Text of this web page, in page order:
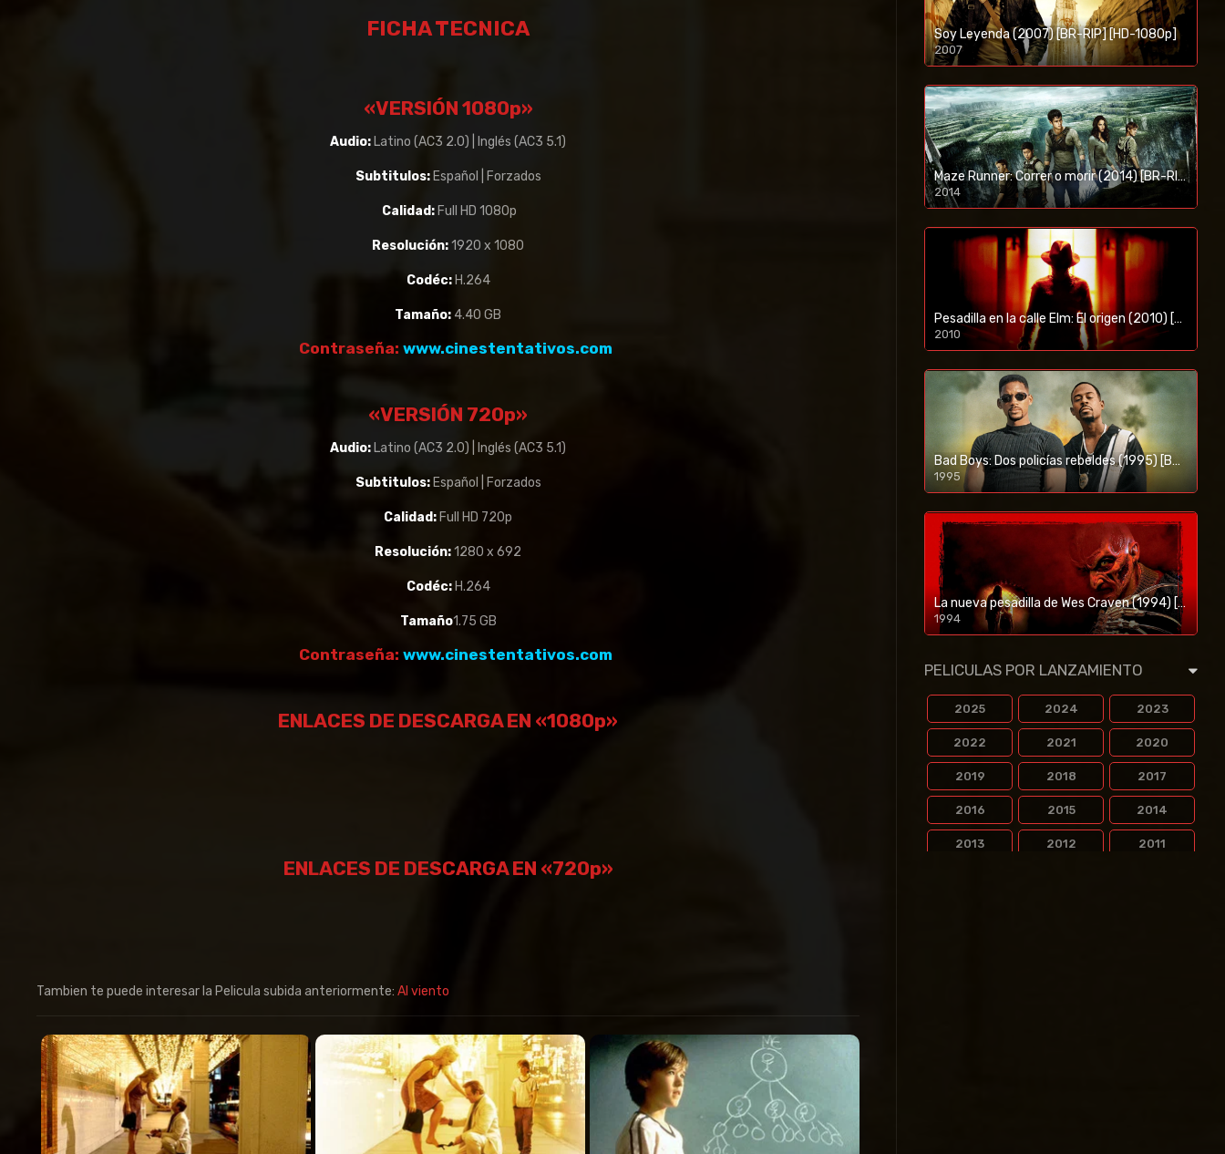
FICHA TECNICA
«VERSIÓN 1080p»
Audio: Latino (AC3 2.0) | Inglés (AC3 5.1)
Subtitulos: Español | Forzados
Calidad: Full HD 1080p
Resolución:1920 x 1080
Codéc: H.264
Tamaño: 4.40 GB
Contraseña: www.cinestentativos.com
«VERSIÓN 720p»
Audio: Latino (AC3 2.0) | Inglés (AC3 5.1)
Subtitulos: Español | Forzados
Calidad: Full HD 720p
Resolución:1280 x 692
Codéc: H.264
Tamaño1.75 GB
Contraseña: www.cinestentativos.com
ENLACES DE DESCARGA EN «1080p»
ENLACES DE DESCARGA EN «720p»
Tambien te puede interesar la Pelicula subida anteriormente: Al viento
Soy Leyenda (2007) [BR-RIP] [HD-1080p]
2007
1080p/720p
Maze Runner: Correr o morir (2014) [BR-RIP] [HD-1080p]
2014
1080p/720p
Pesadilla en la calle Elm: El origen (2010) [BR-RIP] [HD-1080p]
2010
1080p/720p
Bad Boys: Dos policías rebeldes (1995) [BR-RIP] [HD-1080p]
1995
1080p/720p
La nueva pesadilla de Wes Craven (1994) [BR-RIP] [HD-1080p]
1994
1080p/720p
PELICULAS POR LANZAMIENTO
2025 2024 2023
2022 2021 2020
2019 2018 2017
2016 2015 2014
2013 2012 2011